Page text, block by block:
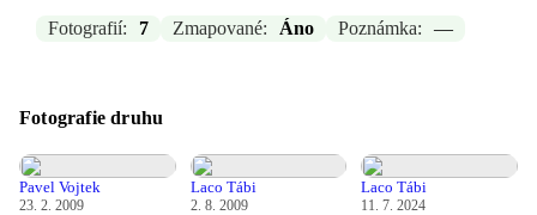
Korscheltellus carna (Esper, 1785) Phalaena carna Denis &
Fotografií: 7 Zmapované: Áno Poznámka: —
Fotografie druhu
Pavel Vojtek
23. 2. 2009
Laco Tábi
2. 8. 2009
Laco Tábi
11. 7. 2024